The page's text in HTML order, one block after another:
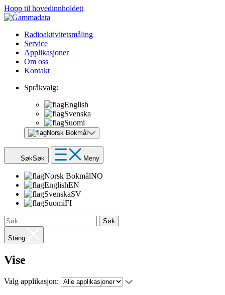
Hopp til hovedinnholdett
Radioaktivitetsmåling
Service
Applikasjoner
Om oss
Kontakt
Språkvalg:
English
Svenska
Suomi
Norsk Bokmål
SøkSøk Meny
Norsk BokmålNO
EnglishEN
SvenskaSV
SuomiFI
Søk
Stäng
Vise
Valg applikasjon: